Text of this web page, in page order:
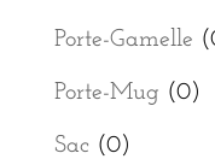
Porte-Gamelle
Porte-Mug (0)
Sac (0)